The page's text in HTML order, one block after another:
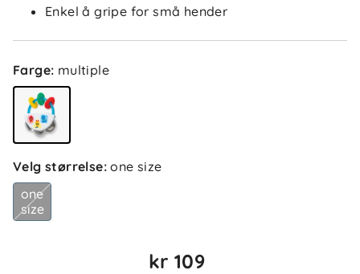
Enkel å gripe for små hender
Farge: multiple
Velg størrelse:one size
one
size
kr 109